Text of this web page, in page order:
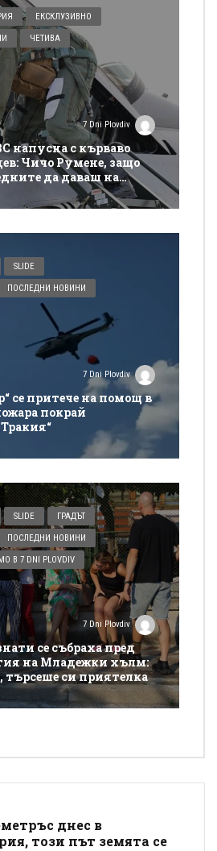
ЕКСКЛУЗИВНО
ЧЕТИВА
7 Dni Plovdiv
напусна с кърваво
Чичо Румене, защо
да даваш на
SLIDE
ПОСЛЕДНИ НОВИНИ
7 Dni Plovdiv
се притече на помощ в
покрай
SLIDE ГРАДЪТ
ПОСЛЕДНИ НОВИНИ
В 7 DNI PLOVDIV
7 Dni Plovdiv
се събраха пред
на Младежки хълм:
търсеше си приятелка
днес в
този път земята се